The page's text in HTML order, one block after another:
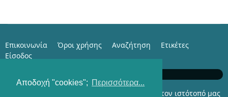
Αποδοχή "cookies"; Περισσότερα...
Επικοινωνία Όροι χρήσης Αναζήτηση
Ετικέτες
Είσοδος
Αυτήν τη στιγμή επισκέπτονται τον ιστότοπό μας